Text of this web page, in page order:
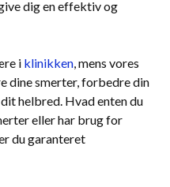
dig en effektiv og
i klinikken, mens vores
dine smerter, forbedre din
helbred. Hvad enten du
eller har brug for
du garanteret